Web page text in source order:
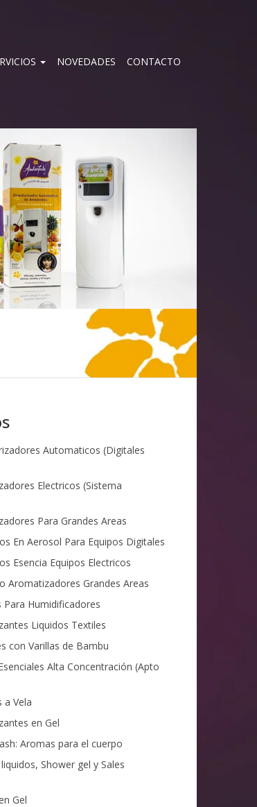
NOVEDADES CONTACTO
Automaticos (Digitales
Electricos (Sistema
Para Grandes Areas
En Aerosol Para Equipos Digitales
Esencia Equipos Electricos
Aromatizadores Grandes Areas
Para Humidificadores
Liquidos Textiles
con Varillas de Bambu
Alta Concentración (Apto
a Vela
en Gel
Aromas para el cuerpo
Shower gel y Sales
Gel